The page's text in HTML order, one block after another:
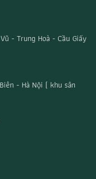
- Trung Hoà - Cầu Giấy
- Hà Nội ( khu sân